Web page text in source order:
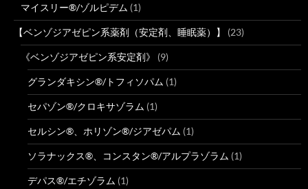
マイスリー®/ゾルピデム (1)
【ベンゾジアゼピン系薬剤（安定剤、睡眠薬）】 (23)
《ベンゾジアゼピン系安定剤》 (9)
グランダキシン®/トフィソパム (1)
セパゾン®/クロキサゾラム (1)
セルシン®、ホリゾン®/ジアゼパム (1)
ソラナックス®、コンスタン®/アルプラゾラム (1)
デパス®/エチゾラム (1)